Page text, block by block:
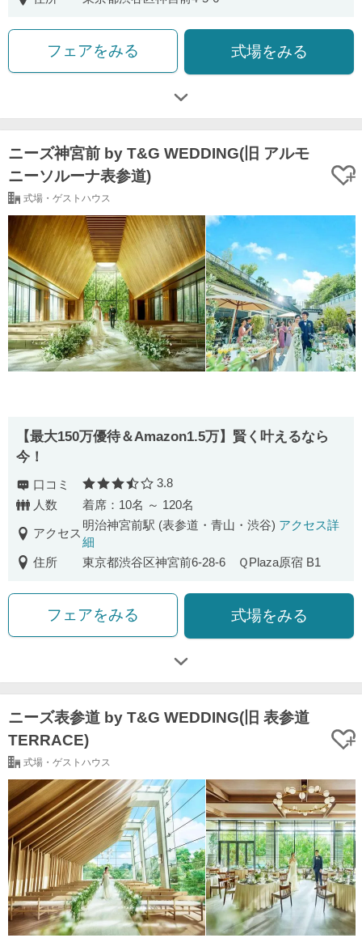
フェアをみる 式場をみる
ニーズ神宮前 by T&G WEDDING(旧 アルモ
ニーソルーナ表参道)
式場・ゲストハウス
【最⼤150万優待＆Amazon1.5万】賢く叶えるなら
今！
口コミ 口コミ評価
3.8
人数
着席：10名 ～ 120名
アクセス
明治神宮前駅 (表参道・青山・渋谷) アクセス詳
細
住所
東京都渋谷区神宮前6-28-6 ＱPlaza原宿 B1
フェアをみる 式場をみる
ニーズ表参道 by T&G WEDDING(旧 表参道
TERRACE)
式場・ゲストハウス